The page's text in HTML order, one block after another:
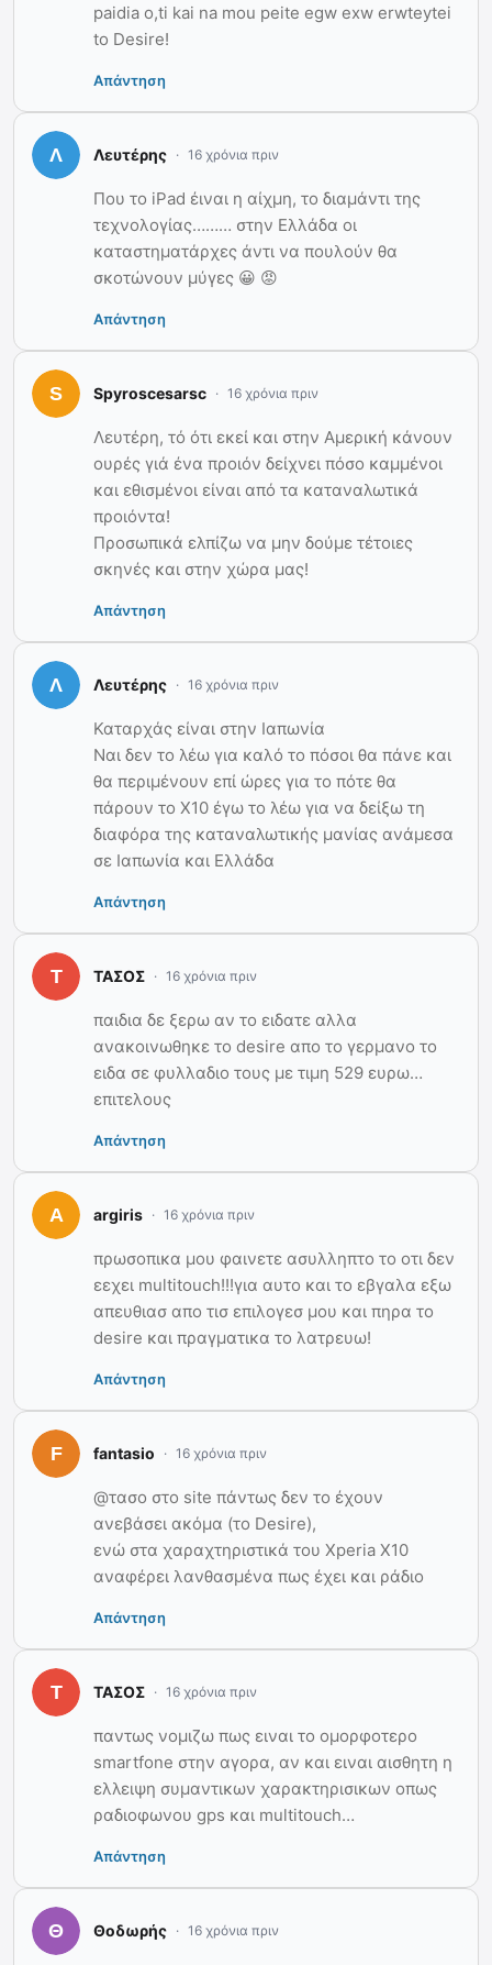
paidia o,ti kai na mou peite egw exw erwteytei
to Desire!
Απάντηση
Λευτέρης 16 χρόνια πριν
Που το iPad έιναι η αίχμη, το διαμάντι της
τεχνολογίας……… στην Ελλάδα οι
καταστηματάρχες άντι να πουλούν θα
σκοτώνουν μύγες 😀 😡
Απάντηση
Spyroscesarsc 16 χρόνια πριν
Λευτέρη, τό ότι εκεί και στην Αμερική κάνουν
ουρές γιά ένα προιόν δείχνει πόσο καμμένοι
και εθισμένοι είναι από τα καταναλωτικά
προιόντα!
Προσωπικά ελπίζω να μην δούμε τέτοιες
σκηνές και στην χώρα μας!
Απάντηση
Λευτέρης 16 χρόνια πριν
Καταρχάς είναι στην Ιαπωνία
Ναι δεν το λέω για καλό το πόσοι θα πάνε και
θα περιμένουν επί ώρες για το πότε θα
πάρουν το Χ10 έγω το λέω για να δείξω τη
διαφόρα της καταναλωτικής μανίας ανάμεσα
σε Ιαπωνία και Ελλάδα
Απάντηση
ΤΑΣΟΣ 16 χρόνια πριν
παιδια δε ξερω αν το ειδατε αλλα
ανακοινωθηκε το desire απο το γερμανο το
ειδα σε φυλλαδιο τους με τιμη 529 ευρω…
επιτελους
Απάντηση
argiris 16 χρόνια πριν
πρωσοπικα μου φαινετε ασυλληπτο το οτι δεν
εεχει multitouch!!!για αυτο και το εβγαλα εξω
απευθιασ απο τισ επιλογεσ μου και πηρα το
desire και πραγματικα το λατρευω!
Απάντηση
fantasio 16 χρόνια πριν
@τασο στο site πάντως δεν το έχουν
ανεβάσει ακόμα (το Desire),
ενώ στα χαραχτηριστικά του Xperia X10
αναφέρει λανθασμένα πως έχει και ράδιο
Απάντηση
ΤΑΣΟΣ 16 χρόνια πριν
παντως νομιζω πως ειναι το ομορφοτερο
smartfone στην αγορα, αν και ειναι αισθητη η
ελλειψη συμαντικων χαρακτηρισικων οπως
ραδιοφωνου gps και multitouch…
Απάντηση
Θοδωρής 16 χρόνια πριν